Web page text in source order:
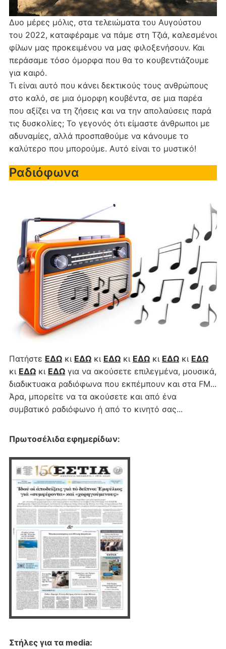
Δυο μέρες μόλις, στα τελειώματα του Αυγούστου
του 2022, καταφέραμε να πάμε στη Τζιά, καλεσμένοι
φίλων μας προκειμένου να μας φιλοξενήσουν. Και
περάσαμε τόσο όμορφα που θα το κουβεντιάζουμε
για καιρό.
Τι είναι αυτό που κάνει δεκτικούς τους ανθρώπους
στο καλό, σε μια όμορφη κουβέντα, σε μια παρέα
που αξίζει να τη ζήσεις και να την απολαύσεις παρά
τις δυσκολίες; Το γεγονός ότι είμαστε άνθρωποι με
αδυναμίες, αλλά προσπαθούμε να κάνουμε το
καλύτερο που μπορούμε. Αυτό είναι το μυστικό!
Ραδιόφωνα
Πατήστε ΕΔΩκι ΕΔΩκι ΕΔΩκι ΕΔΩκι ΕΔΩκι ΕΔΩ
κι ΕΔΩκι ΕΔΩγια να ακούσετε επιλεγμένα, μουσικά,
διαδικτυακα ραδιόφωνα που εκπέμπουν και στα FM...
Άρα, μπορείτε να τα ακούσετε και από ένα
συμβατικό ραδιόφωνο ή από το κινητό σας...
Πρωτοσέλιδα εφημερίδων:
Στήλες για τα media: